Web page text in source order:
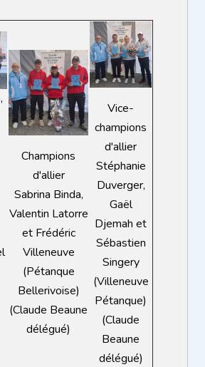
Champions
d'allier
Sabrina Binda,
Valentin Latorre
et Frédéric
Villeneuve
(Pétanque
Bellerivoise)
(Claude Beaune
délégué)
Vice-
champions
d'allier
Stéphanie
Duverger,
Gaël
Djemah et
Sébastien
Singery
(Villeneuve
Pétanque)
(Claude
Beaune
délégué)